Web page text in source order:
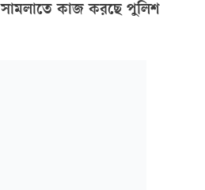
সামলাতে কাজ করছে পুলিশ